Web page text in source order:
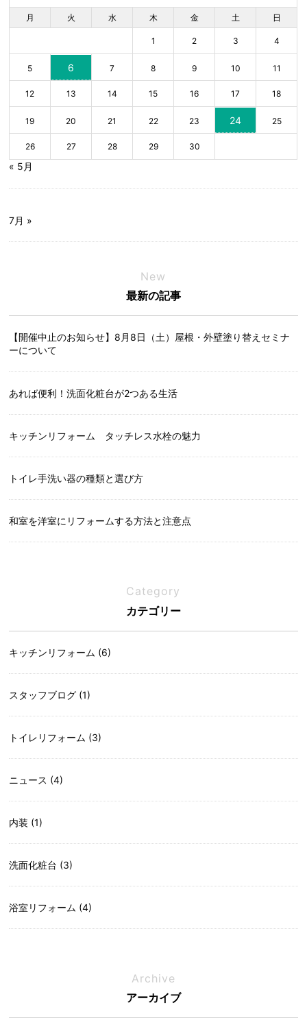
月 火 水 木 金 土 日
1 2 3 4
5 6 7 8 9 10 11
12 13 14 15 16 17 18
19 20 21 22 23 24 25
26 27 28 29 30
« 5月
7月 »
New
最新の記事
【開催中止のお知らせ】8月8日（土）屋根・外壁塗り替えセミナ
ーについて
あれば便利！洗面化粧台が2つある生活
キッチンリフォーム タッチレス水栓の魅力
トイレ手洗い器の種類と選び方
和室を洋室にリフォームする方法と注意点
Category
カテゴリー
キッチンリフォーム (6)
スタッフブログ (1)
トイレリフォーム (3)
ニュース (4)
内装 (1)
洗面化粧台 (3)
浴室リフォーム (4)
Archive
アーカイブ